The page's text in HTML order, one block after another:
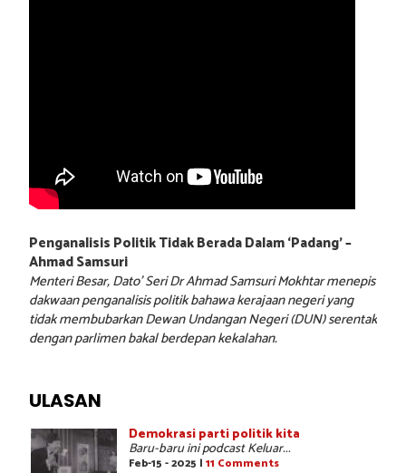
Penganalisis Politik Tidak Berada Dalam ‘Padang’ –
Ahmad Samsuri
Menteri Besar, Dato’ Seri Dr Ahmad Samsuri Mokhtar menepis
dakwaan penganalisis politik bahawa kerajaan negeri yang
tidak membubarkan Dewan Undangan Negeri (DUN) serentak
dengan parlimen bakal berdepan kekalahan.
ULASAN
Demokrasi parti politik kita
Baru-baru ini podcast Keluar...
Feb-15 - 2025 | 11 Comments